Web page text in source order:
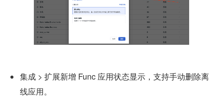
集成 > 扩展新增 Func 应用状态显示，支持手动删除离
线应用。